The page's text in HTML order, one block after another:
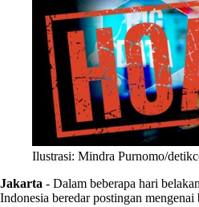
Ilustrasi: Mindra Purnomo/
Jakarta - Dalam beberapa hari
Indonesia beredar postingan